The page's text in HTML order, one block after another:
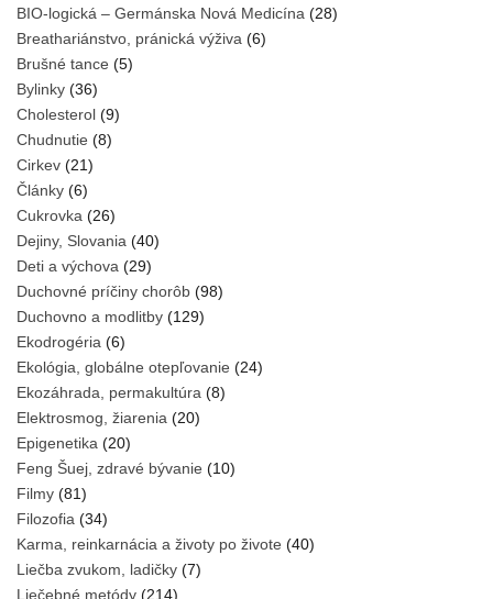
BIO-logická – Germánska Nová Medicína (28)
Breathariánstvo, pránická výživa (6)
Brušné tance (5)
Bylinky (36)
Cholesterol (9)
Chudnutie (8)
Cirkev (21)
Články (6)
Cukrovka (26)
Dejiny, Slovania (40)
Deti a výchova (29)
Duchovné príčiny chorôb (98)
Duchovno a modlitby (129)
Ekodrogéria (6)
Ekológia, globálne otepľovanie (24)
Ekozáhrada, permakultúra (8)
Elektrosmog, žiarenia (20)
Epigenetika (20)
Feng Šuej, zdravé bývanie (10)
Filmy (81)
Filozofia (34)
Karma, reinkarnácia a životy po živote (40)
Liečba zvukom, ladičky (7)
Liečebné metódy (214)